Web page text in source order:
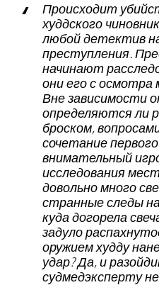
Происходит
худдского
любой детектив
преступления.
начинают
они его с
Вне зависимости
определяются ли
броском,
сочетание
внимательный
исследования
довольно много
странные следы
куда догорела
задуло
оружием худду
удар? Да, и
судмедэксперту